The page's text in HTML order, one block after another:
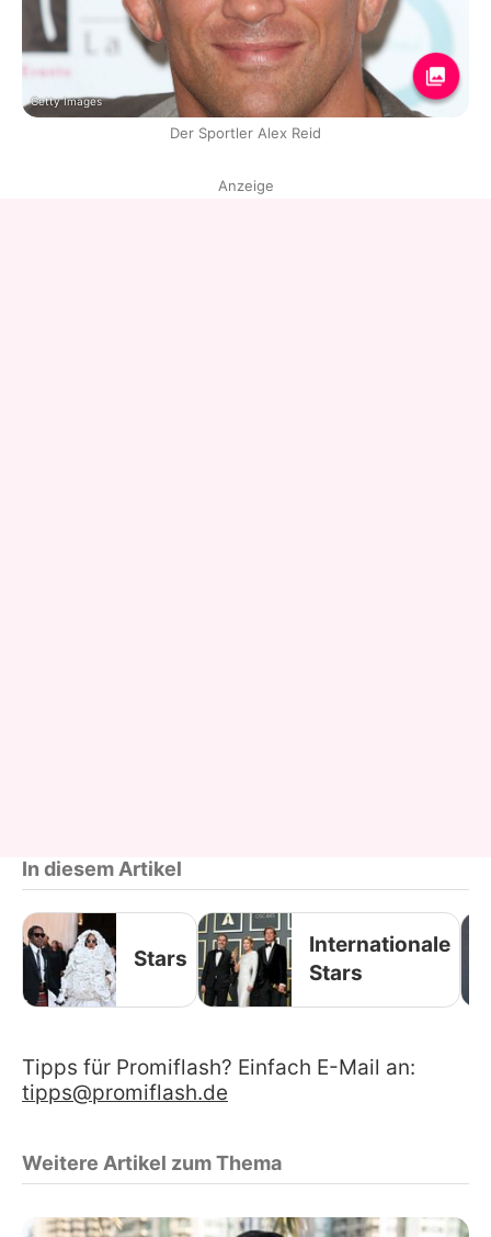
Getty Images
Der Sportler Alex Reid
Anzeige
In diesem Artikel
Stars
Internationale
Stars
Tipps für Promiflash? Einfach E-Mail an:
tipps@promiflash.de
Weitere Artikel zum Thema